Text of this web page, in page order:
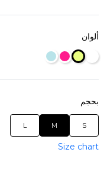
ألوان
بحجم
S
M
L
Size chart